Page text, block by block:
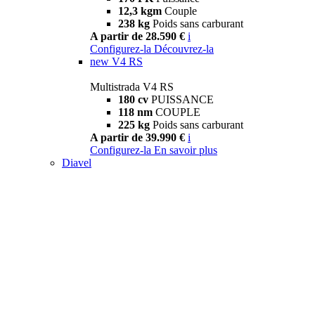
12,3 kgm Couple
238 kg Poids sans carburant
A partir de 28.590 € i
Configurez-la Découvrez-la
new V4 RS
Multistrada V4 RS
180 cv PUISSANCE
118 nm COUPLE
225 kg Poids sans carburant
A partir de 39.990 € i
Configurez-la En savoir plus
Diavel